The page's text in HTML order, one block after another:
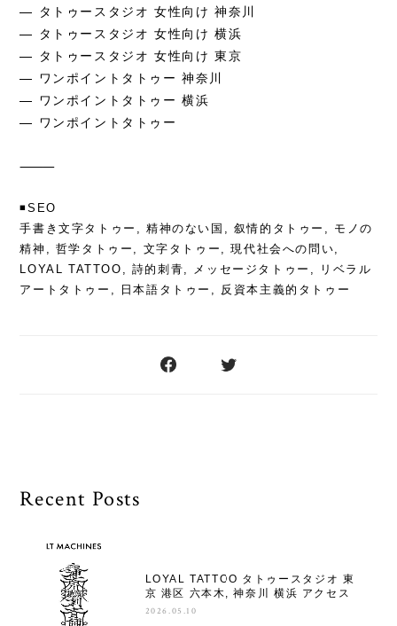
— タトゥースタジオ 女性向け 神奈川
— タトゥースタジオ 女性向け 横浜
— タトゥースタジオ 女性向け 東京
— ワンポイントタトゥー 神奈川
— ワンポイントタトゥー 横浜
— ワンポイントタトゥー
⸻
◾️SEO
手書き文字タトゥー, 精神のない国, 叙情的タトゥー, モノの
精神, 哲学タトゥー, 文字タトゥー, 現代社会への問い,
LOYAL TATTOO, 詩的刺青, メッセージタトゥー, リベラル
アートタトゥー, 日本語タトゥー, 反資本主義的タトゥー
Recent Posts
LOYAL TATTOO タトゥースタジオ 東
京 港区 六本木, 神奈川 横浜 アクセス
2026.05.10